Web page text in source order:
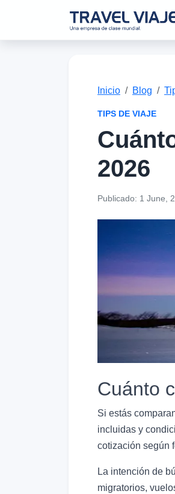
Inicio Blog
TIPS DE VIAJE
2026
Publicado: 1 June,
Cuánto
Si estás
incluidas y
cotización según
La intención de
migratorios,